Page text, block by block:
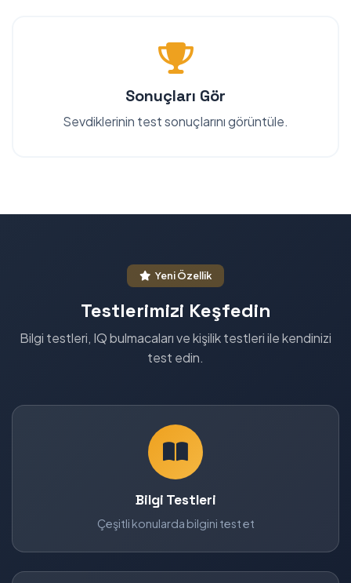
Sonuçları Gör
Sevdiklerinin test sonuçlarını görüntüle.
Yeni Özellik
Testlerimizi Keşfedin
Bilgi testleri, IQ bulmacaları ve kişilik testleri ile kendinizi
test edin.
Bilgi Testleri
Çeşitli konularda bilgini test et